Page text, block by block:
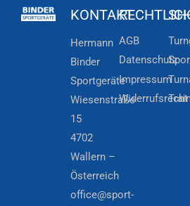
KONTAKT
Hermann
Binder
Sportgeräte
Wiesenstraße
15
4702
Wallern –
Österreich
office@sport-
AGB
Datenschutz
Impressum
Widerrufsrecht